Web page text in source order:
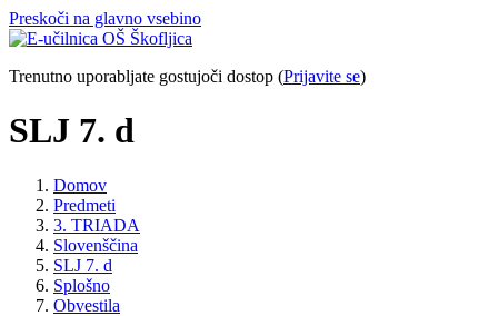
Preskoči na glavno vsebino
Trenutno uporabljate gostujoči dostop (Prijavite se)
SLJ 7. d
Domov
Predmeti
3. TRIADA
Slovenščina
SLJ 7. d
Splošno
Obvestila